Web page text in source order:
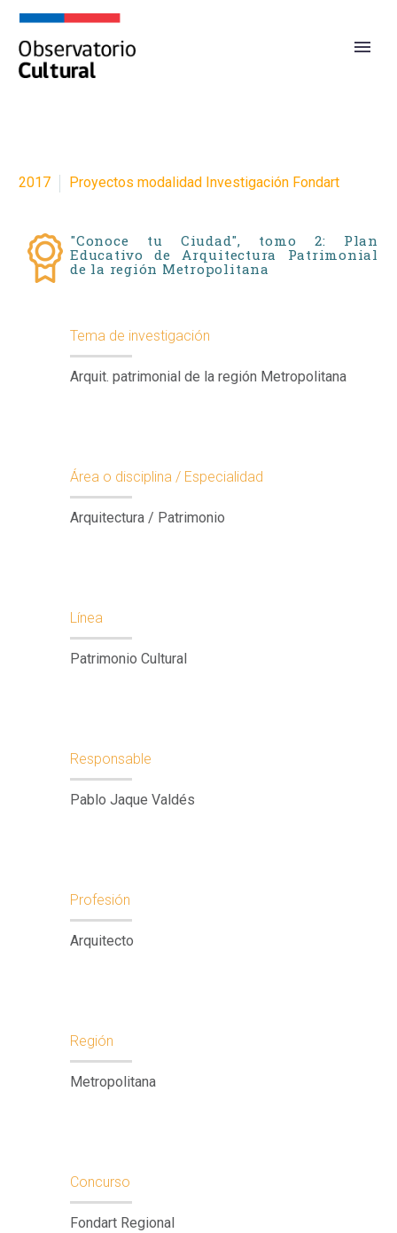
2017 Proyectos modalidad Investigación Fondart
"Conoce tu Ciudad", tomo 2: Plan
Educativo de Arquitectura Patrimonial
de la región Metropolitana
Tema de investigación
Arquit. patrimonial de la región Metropolitana
Área o disciplina / Especialidad
Arquitectura / Patrimonio
Línea
Patrimonio Cultural
Responsable
Pablo Jaque Valdés
Profesión
Arquitecto
Región
Metropolitana
Concurso
Fondart Regional